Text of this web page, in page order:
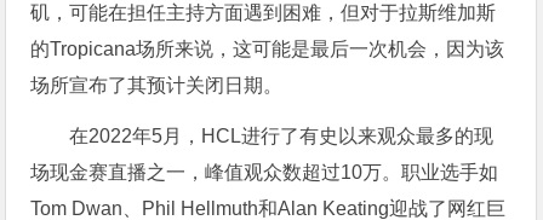
矶，可能在担任主持方面遇到困难，但对于拉斯维加斯
的Tropicana场所来说，这可能是最后一次机会，因为该
场所宣布了其预计关闭日期。
在2022年5月，HCL进行了有史以来观众最多的现
场现金赛直播之一，峰值观众数超过10万。职业选手如
Tom Dwan、Phil Hellmuth和Alan Keating迎战了网红巨